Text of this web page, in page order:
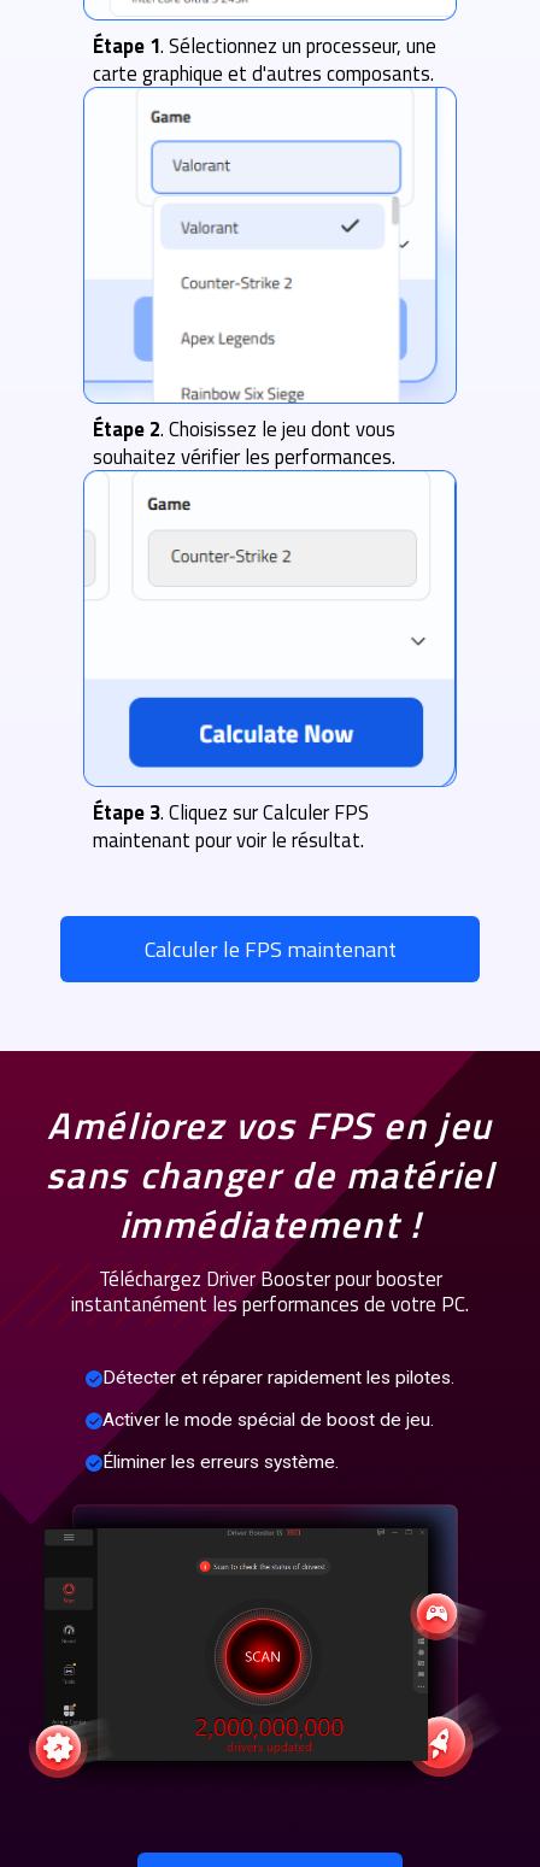
Étape 1. Sélectionnez un processeur, une
carte graphique et d'autres composants.
Étape 2. Choisissez le jeu dont vous
souhaitez vérifier les performances.
Étape 3. Cliquez sur Calculer FPS
maintenant pour voir le résultat.
Calculer le FPS maintenant
Améliorez vos FPS en jeu
sans changer de matériel
immédiatement !
Téléchargez Driver Booster pour booster
instantanément les performances de votre PC.
Détecter et réparer rapidement les pilotes.
Activer le mode spécial de boost de jeu.
Éliminer les erreurs système.